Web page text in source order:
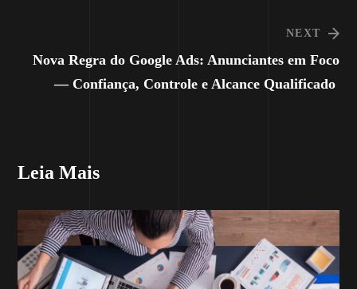
NEXT
Nova Regra do Google Ads: Anunciantes em Foco
— Confiança, Controle e Alcance Qualificado
Leia Mais